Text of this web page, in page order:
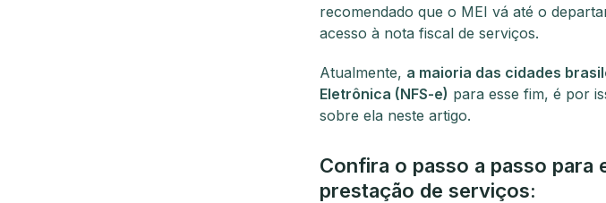
recomendado que o MEI vá até o
acesso à nota fiscal de serviços.
Atualmente, a maioria das cidades
Eletrônica (NFS-e) para esse fim, é por
sobre ela neste artigo.
Confira o passo a passo para
prestação de serviços: